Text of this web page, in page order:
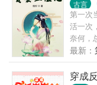
离：“
“啾啾
古言
第一次
活一次
奈何，
咬回去
最新：
穿成